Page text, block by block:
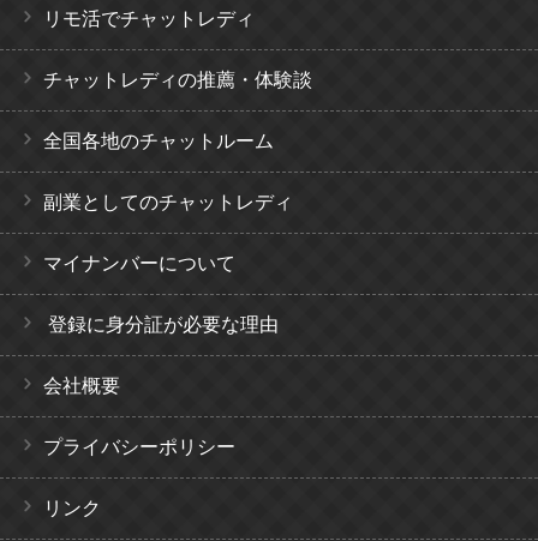
リモ活でチャットレディ
チャットレディの推薦・体験談
全国各地のチャットルーム
副業としてのチャットレディ
マイナンバーについて
登録に身分証が必要な理由
会社概要
プライバシーポリシー
リンク